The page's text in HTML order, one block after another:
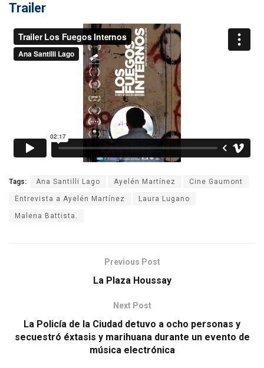
Trailer
Tags: Ana Santilli Lago Ayelén Martínez Cine Gaumont
Entrevista a Ayelén Martínez Laura Lugano
Malena Battista.
Previous Post
La Plaza Houssay
Next Post
La Policía de la Ciudad detuvo a ocho personas y
secuestró éxtasis y marihuana durante un evento de
música electrónica